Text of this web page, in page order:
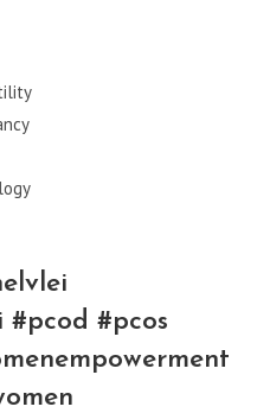
#pcos